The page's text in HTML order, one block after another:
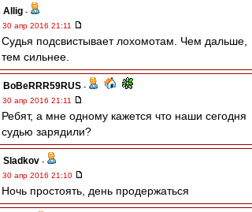
Allig -
30 апр 2016 21:11
Судья подсвистывает лохомотам. Чем дальше,
тем сильнее.
BoBeRRR59RUS -
30 апр 2016 21:11
Ребят, а мне одному кажется что наши сегодня
судью зарядили?
Sladkov -
30 апр 2016 21:10
Ночь простоять, день продержаться